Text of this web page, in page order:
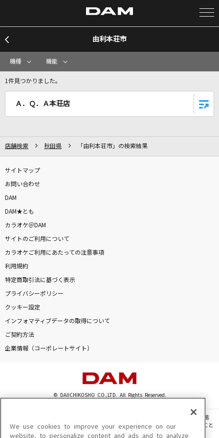
カラオケ検索
全国りれき
[生音]紋白蝶 feat. 石原慎也 (Saucy Dog)
東京スカパラダイスオーケストラ
[生音]蝶々結び
Aimer(エメ)
鳥籠の少年
ASCA
由利本荘市
機種 機能
1件見つかりました。
Ａ．Ｑ．Ａ本荘店
店舗検索 秋田県 「由利本荘市」の検索結果
サイトマップ
お問い合わせ
DAM
DAM★とも
カラオケ＠DAM
サイトのご利用について
カラオケご利用にあたっての注意事項
利用規約
特定商取引法に基づく表示
プライバシーポリシー
クッキー設定
インフォマティブデータの取得について
ご契約方法
企業情報（コーポレートサイト）
© DAIICHIKOSHO CO.,LTD. All Rights Reserved.
このサイトに掲載されている一切の文章・画像・写真・動画・音声等を、手段や形態
を問わず、著作権法の定める範囲を超えて無断で複製、転載、ファイル化などすること
を禁じます。
We use cookies to improve your experience on our
website, to personalize content and ads and to analyze